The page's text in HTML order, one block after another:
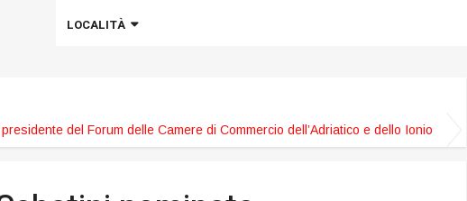
LOCALITÀ
del Forum delle Camere di Commercio dell’Adriatico e dello Ionio